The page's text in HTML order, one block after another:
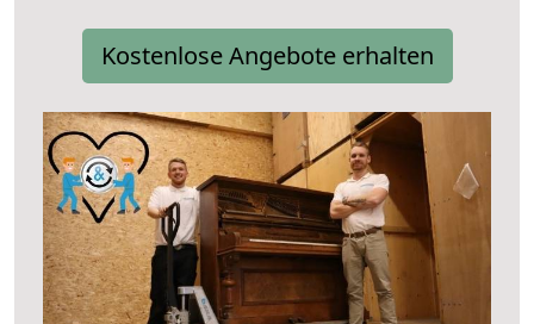
Kostenlose Angebote erhalten